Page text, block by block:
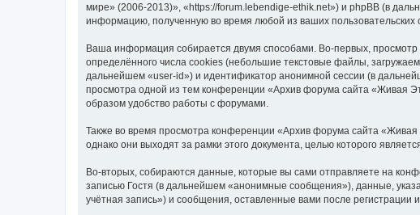
мире» (2006-2013)», «https://forum.lebendige-ethik.net») и phpBB (в
информацию, полученную во время любой из ваших
Ваша информация собирается двумя способами. Во-первых,
определённого числа cookies (небольшие текстовые файлы,
дальнейшем «user-id») и идентификатор анонимной сессии (в
просмотра одной из тем конференции «Архив форума сайта «Живая
образом удобство работы с форумами.
Также во время просмотра конференции «Архив форума сайта
однако они выходят за рамки этого документа, целью которого
Во-вторых, собираются данные, которые вы сами отправляете на
записью Гостя (в дальнейшем «анонимные сообщения»), данные,
учётная запись») и сообщения, оставленные вами после